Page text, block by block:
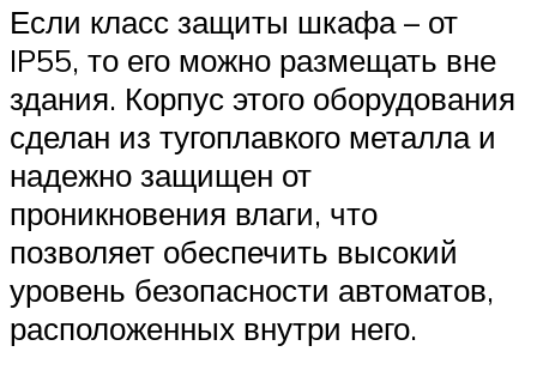
Если класс защиты шкафа – от
IP55, то его можно размещать вне
здания. Корпус этого оборудования
сделан из тугоплавкого металла и
надежно защищен от
проникновения влаги, что
позволяет обеспечить высокий
уровень безопасности автоматов,
расположенных внутри него.